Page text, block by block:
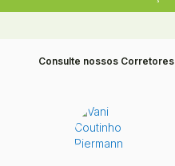
Consulte nossos Corretores